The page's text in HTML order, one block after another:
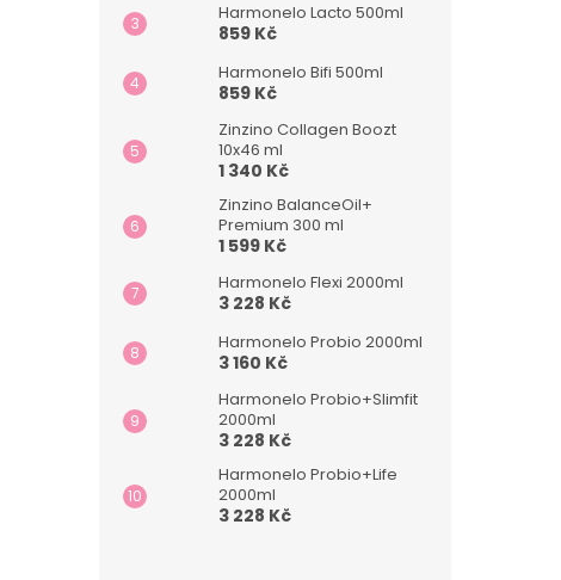
Harmonelo Lacto 500ml
859 Kč
Harmonelo Bifi 500ml
859 Kč
Zinzino Collagen Boozt
10x46 ml
1 340 Kč
Zinzino BalanceOil+
Premium 300 ml
1 599 Kč
Harmonelo Flexi 2000ml
3 228 Kč
Harmonelo Probio 2000ml
3 160 Kč
Harmonelo Probio+Slimfit
2000ml
3 228 Kč
Harmonelo Probio+Life
2000ml
3 228 Kč